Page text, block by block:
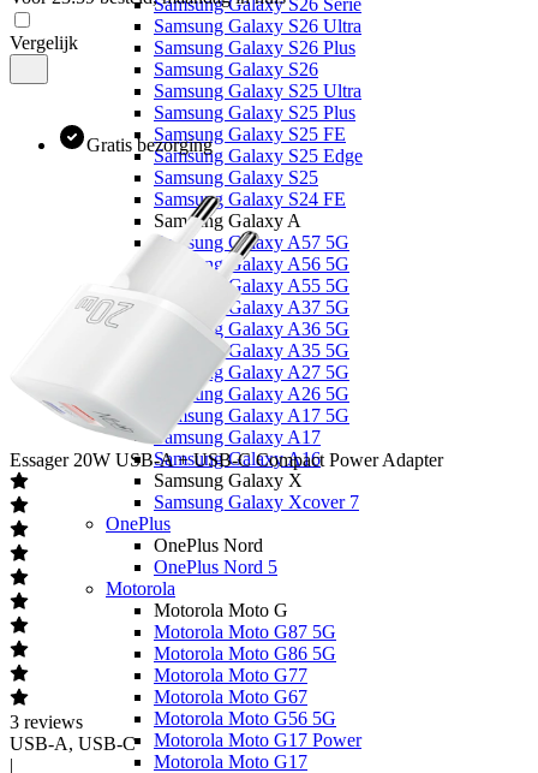
Samsung Galaxy S26 Serie
Samsung Galaxy S26 Ultra
Samsung Galaxy S26 Plus
Samsung Galaxy S26
Samsung Galaxy S25 Ultra
Samsung Galaxy S25 Plus
Samsung Galaxy S25 FE
Samsung Galaxy S25 Edge
Samsung Galaxy S25
Samsung Galaxy S24 FE
Samsung Galaxy A
Samsung Galaxy A57 5G
Samsung Galaxy A56 5G
Samsung Galaxy A55 5G
Samsung Galaxy A37 5G
Samsung Galaxy A36 5G
Samsung Galaxy A35 5G
Samsung Galaxy A27 5G
Samsung Galaxy A26 5G
Samsung Galaxy A17 5G
Samsung Galaxy A17
Samsung Galaxy A16
Samsung Galaxy X
Samsung Galaxy Xcover 7
OnePlus
OnePlus Nord
OnePlus Nord 5
Motorola
Motorola Moto G
Motorola Moto G87 5G
Motorola Moto G86 5G
Motorola Moto G77
Motorola Moto G67
Motorola Moto G56 5G
Motorola Moto G17 Power
Motorola Moto G17
Vergelijk
Gratis bezorging
Essager 20W USB-A + USB-C Compact Power Adapter
3 reviews
USB-A, USB-C
|